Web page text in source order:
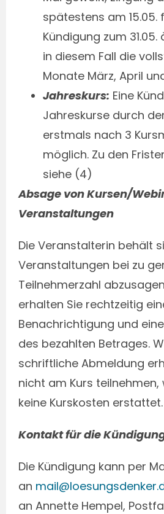
spätestens am 15.05.
Kündigung zum
in diesem Fall die
Monate März, April
Jahreskurs: Eine
Jahreskurse durch
erstmals nach 3
möglich. Zu den
siehe (4)
Absage von Kursen/
Veranstaltungen
Die Veranstalterin behält
Veranstaltungen bei zu
Teilnehmerzahl
erhalten Sie rechtzeitig
Benachrichtigung und
des bezahlten Betrages.
schriftliche Abmeldung
nicht am Kurs teilnehmen,
keine Kurskosten erstattet.
Kontakt für die
Die Kündigung kann per
an
an Annette Hempel,